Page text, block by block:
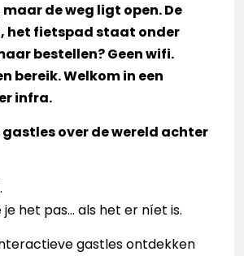
maar de weg ligt open. De
het fietspad staat onder
bestellen? Geen wifi.
bereik. Welkom in een
infra.
over de wereld achter
je het pas… als het er níet is.
gastles ontdekken